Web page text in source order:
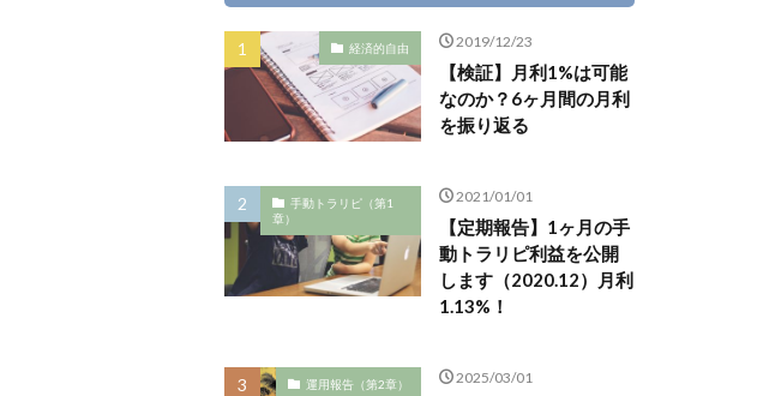
経済的自由 2019/12/23
【検証】月利1%は可能
なのか？6ヶ月間の月利
を振り返る
手動トラリピ（第1
章）
2021/01/01
【定期報告】1ヶ月の手
動トラリピ利益を公開
します（2020.12）月利
1.13%！
運用報告（第2章） 2025/03/01